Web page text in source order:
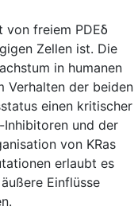
freiem PDEδ
Zellen ist. Die
in humanen
Verhalten der beiden
einen kritischer
und der
von KRas
erlaubt es
Einflüsse